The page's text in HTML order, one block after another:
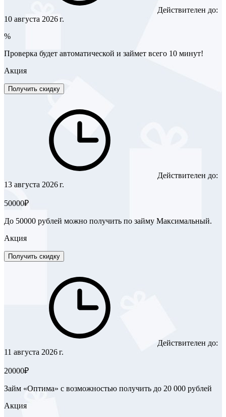
Действителен до:
10 августа 2026 г.
%
Проверка будет автоматической и займет всего 10 минут!
Акция
Получить скидку
Действителен до:
13 августа 2026 г.
50000₽
До 50000 рублей можно получить по займу Максимальный.
Акция
Получить скидку
Действителен до:
11 августа 2026 г.
20000₽
Займ «Оптима» с возможностью получить до 20 000 рублей
Акция